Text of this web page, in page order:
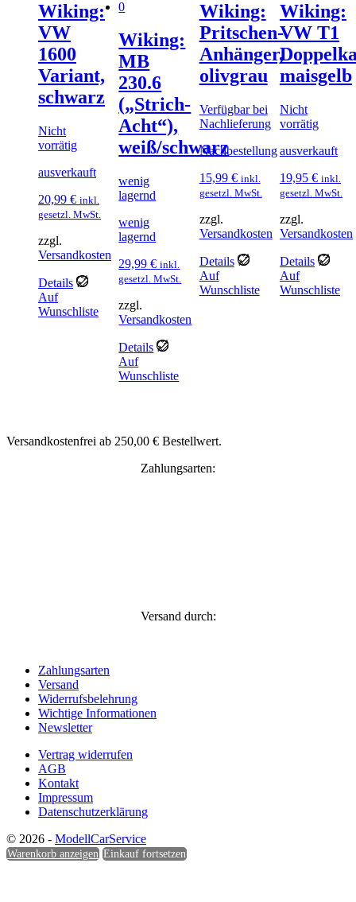
Wiking:
VW
1600
Variant,
schwarz
Nicht
vorrätig
ausverkauft
20,99 € inkl.
gesetzl. MwSt.
zzgl.
Versandkosten
Details
Auf
Wunschliste
Wiking:
MB
230.6
(„Strich-
Acht“),
weiß/schwarz
wenig
lagernd
wenig
lagernd
29,99€ inkl.
gesetzl. MwSt.
zzgl.
Versandkosten
Details
Auf
Wunschliste
Wiking:
Pritschen-
Anhänger,
olivgrau
Verfügbar bei
Nachlieferung
Nachbestellung
15,99 € inkl.
gesetzl. MwSt.
zzgl.
Versandkosten
Details
Auf
Wunschliste
Wiking:
VW T1
maisgelb
Nicht
vorrätig
ausverkauft
19,95 € inkl.
gesetzl. MwSt.
zzgl.
Versandkosten
Details
Auf
Wunschliste
Versandkostenfrei ab 250,00 € Bestellwert.
Zahlungsarten:
Versand durch:
Zahlungsarten
Versand
Widerrufsbelehrung
Wichtige Informationen
Newsletter
Vertrag widerrufen
AGB
Kontakt
Impressum
Datenschutzerklärung
© 2026 - ModellCarService
Warenkorb anzeigen Einkauf fortsetzen